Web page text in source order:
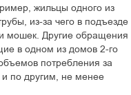
жильцы одного из
из-за чего в подъезде
мошек. Другие обращения
в одном из домов 2-го
потребления за
по другим, не менее